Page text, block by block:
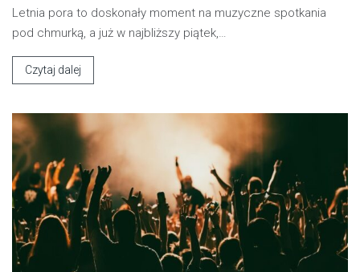
Letnia pora to doskonały moment na muzyczne spotkania
pod chmurką, a już w najbliższy piątek,…
Czytaj dalej